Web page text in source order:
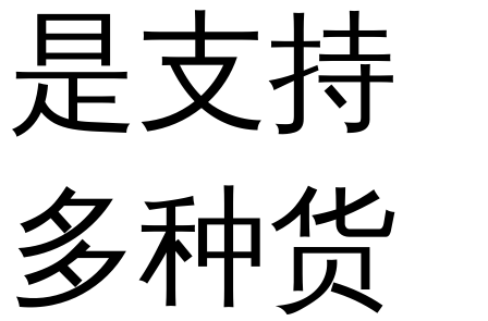
是支持
多种货